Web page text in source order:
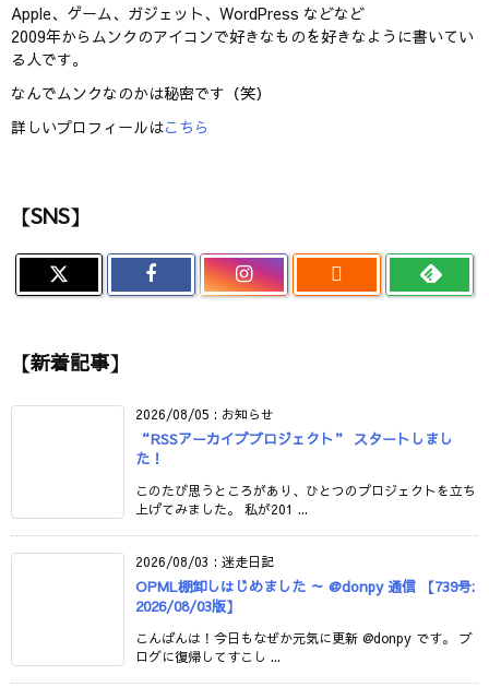
Apple、ゲーム、ガジェット、WordPress などなど
2009年からムンクのアイコンで好きなものを好きなように書いてい
る人です。
なんでムンクなのかは秘密です（笑）
詳しいプロフィールはこちら
【SNS】

【新着記事】
2026/08/05 : お知らせ
“RSSアーカイブプロジェクト” スタートしまし
た！
このたび思うところがあり、ひとつのプロジェクトを立ち
上げてみました。 私が201 ...
2026/08/03 : 迷走日記
OPML棚卸しはじめました ～ @donpy 通信 【739号:
2026/08/03版】
こんばんは！今日もなぜか元気に更新 @donpy です。 ブ
ログに復帰してすこし ...